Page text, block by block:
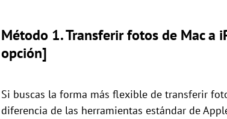
Método 1. Transferir fotos de Mac a
opción]
Si buscas la forma más flexible de transferir
diferencia de las herramientas estándar de